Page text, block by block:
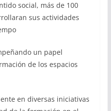
social, más de 100
sus actividades
un papel
de los espacios
en diversas iniciativas